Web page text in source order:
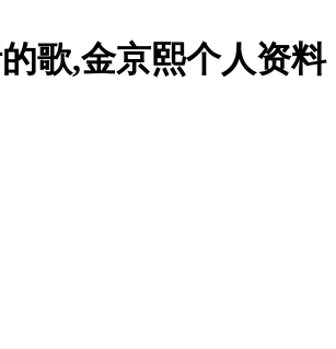
歌,金京熙个人资料